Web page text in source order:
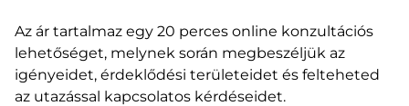
Az ár tartalmaz egy 20 perces online konzultációs
lehetőséget, melynek során megbeszéljük az
igényeidet, érdeklődési területeidet és felteheted
az utazással kapcsolatos kérdéseidet.